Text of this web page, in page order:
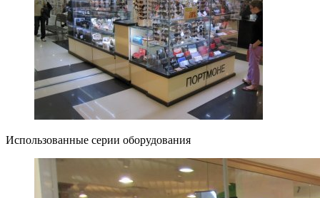
Использованные серии оборудования